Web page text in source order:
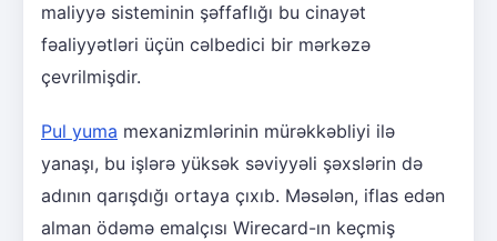
maliyyə sisteminin şəffaflığı bu cinayət
fəaliyyətləri üçün cəlbedici bir mərkəzə
çevrilmişdir.
Pul yuma mexanizmlərinin mürəkkəbliyi ilə
yanaşı, bu işlərə yüksək səviyyəli şəxslərin də
adının qarışdığı ortaya çıxıb. Məsələn, iflas edən
alman ödəmə emalçısı Wirecard-ın keçmiş